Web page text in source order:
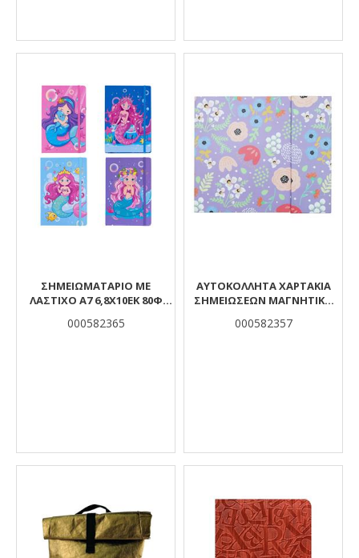
ΣΗΜΕΙΩΜΑΤΑΡΙΟ ΜΕ
ΛΑΣΤΙΧΟ Α7 6,8Χ10ΕΚ 80Φ
000582365
ΑΥΤΟΚΟΛΛΗΤΑ ΧΑΡΤΑΚΙΑ
ΣΗΜΕΙΩΣΕΩΝ ΜΑΓΝΗΤΙΚΟ
000582357